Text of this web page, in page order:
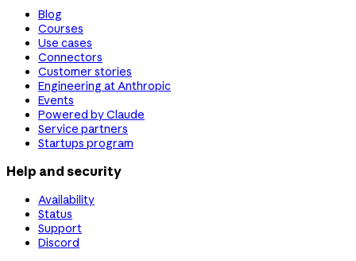
Blog
Courses
Use cases
Connectors
Customer stories
Engineering at Anthropic
Events
Powered by Claude
Service partners
Startups program
Help and security
Availability
Status
Support
Discord